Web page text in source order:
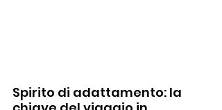
Spirito di adattamento: la